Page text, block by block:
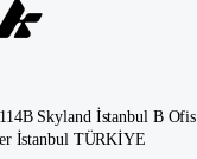
Skyland İstanbul B Ofis
İstanbul TÜRKİYE